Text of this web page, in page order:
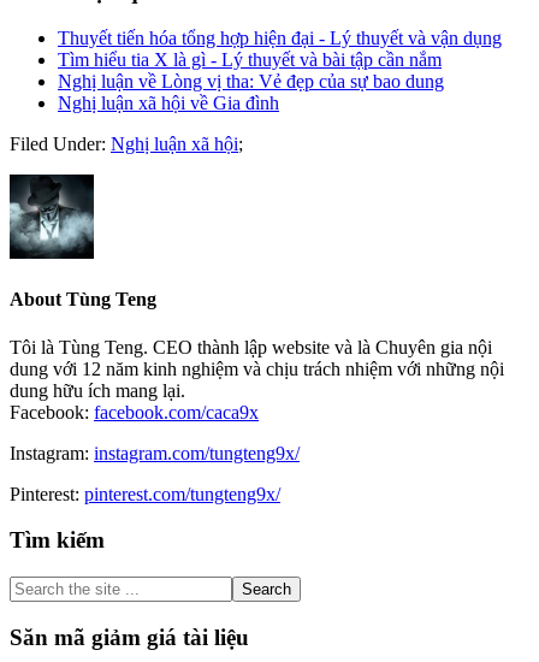
Thuyết tiến hóa tổng hợp hiện đại - Lý thuyết và vận dụng
Tìm hiểu tia X là gì - Lý thuyết và bài tập cần nắm
Nghị luận về Lòng vị tha: Vẻ đẹp của sự bao dung
Nghị luận xã hội về Gia đình
Filed Under: Nghị luận xã hội;
About Tùng Teng
Tôi là Tùng Teng. CEO thành lập website và là Chuyên gia nội
dung với 12 năm kinh nghiệm và chịu trách nhiệm với những nội
dung hữu ích mang lại.
Facebook: facebook.com/caca9x
Instagram: instagram.com/tungteng9x/
Pinterest: pinterest.com/tungteng9x/
Primary
Sidebar
Tìm kiếm
Search
the
site
...
Săn mã giảm giá tài liệu